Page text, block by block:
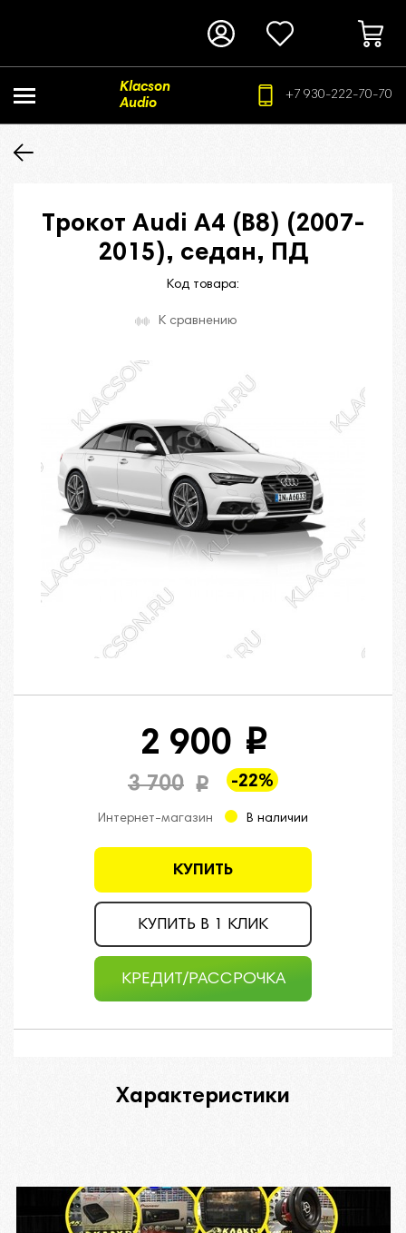
Klacson
Audio
+7 930-222-70-70
Трокот Audi А4 (В8) (2007-
2015), седан, ПД
Код товара:
К сравнению
2 900 i
3 700 i -22%
КУПИТЬ
КУПИТЬ В 1 КЛИК
КРЕДИТ/РАССРОЧКА
Интернет-магазин В наличии
Характеристики